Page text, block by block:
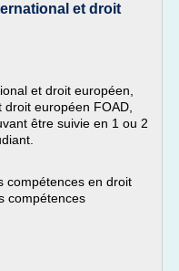
et droit
et droit européen,
européen FOAD,
être suivie en 1 ou 2
compétences en droit
compétences